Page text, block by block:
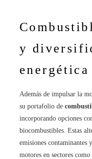
y
energética
Además de impulsar la
su portafolio de
incorporando opciones
biocombustibles. Estas
emisiones contaminantes
motores en sectores